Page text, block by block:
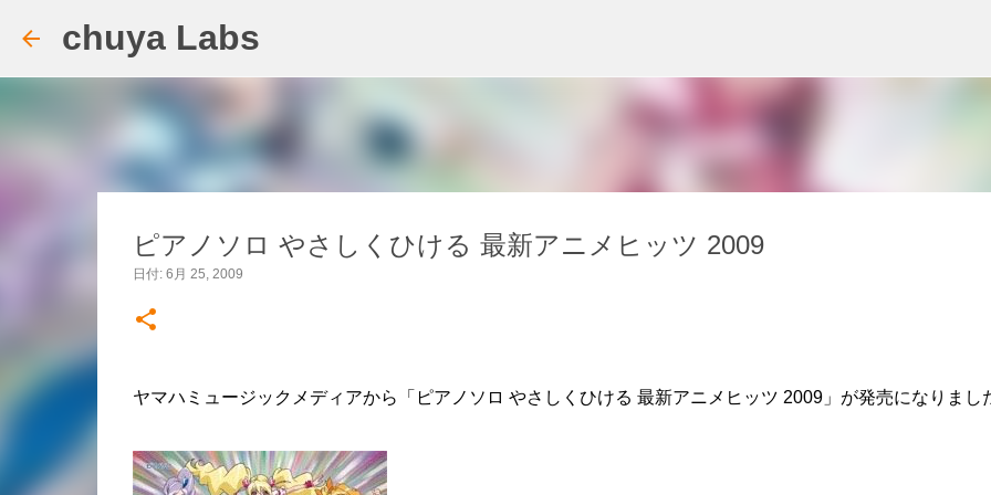
chuya Labs
ピアノソロ やさしくひける 最新アニメヒッツ 2009
日付: 6月 25, 2009
ヤマハミュージックメディアから「ピアノソロ やさしくひける 最新アニメヒッツ 2009」が発売になりまし